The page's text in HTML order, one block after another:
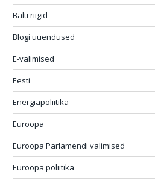
Balti riigid
Blogi uuendused
E-valimised
Eesti
Energiapoliitika
Euroopa
Euroopa Parlamendi valimised
Euroopa poliitika